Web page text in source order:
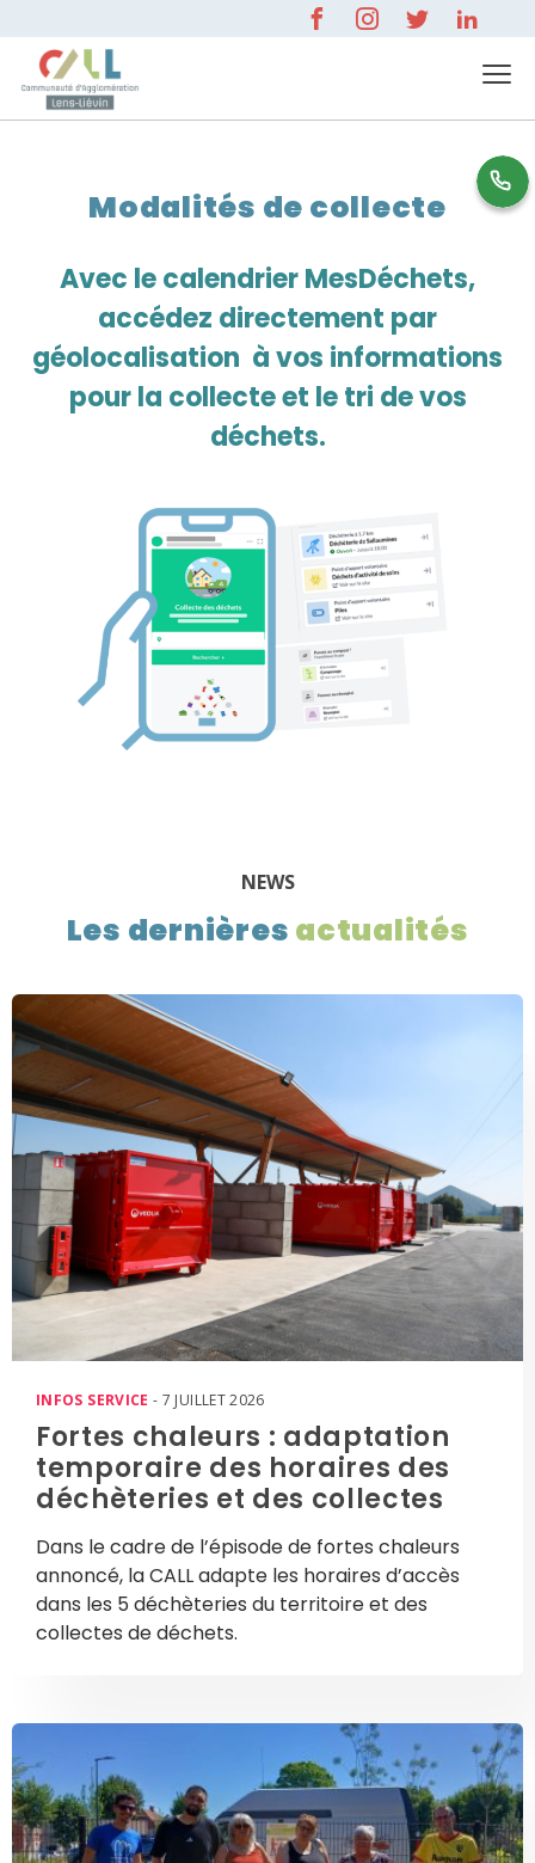
Modalités de collecte
Avec le calendrier MesDéchets,
accédez directement par
géolocalisation à vos informations
pour la collecte et le tri de vos
déchets.
NEWS
Les dernières actualités
INFOS SERVICE- 7 JUILLET 2026
Fortes chaleurs : adaptation
temporaire des horaires des
déchèteries et des collectes
Dans le cadre de l’épisode de fortes chaleurs
annoncé, la CALL adapte les horaires d’accès
dans les 5 déchèteries du territoire et des
collectes de déchets.
0 800 596 000